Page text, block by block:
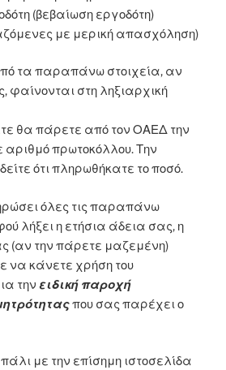
(βεβαίωση εργοδότη)
με μερική απασχόληση)
τα παραπάνω στοιχεία, αν
φαίνονται στη ληξιαρχική
θα πάρετε από τον ΟΑΕΔ την
αριθμό πρωτοκόλλου. Την
ότι πληρωθήκατε το ποσό.
όλες τις παραπάνω
λήξει η ετήσια άδεια σας, η
(αν την πάρετε μαζεμένη)
να κάνετε χρήση του
την ειδική παροχή
που σας παρέχει ο
με την επίσημη ιστοσελίδα